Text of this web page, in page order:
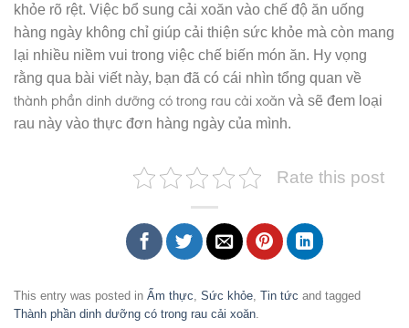
khỏe rõ rệt. Việc bổ sung cải xoăn vào chế độ ăn uống
hàng ngày không chỉ giúp cải thiện sức khỏe mà còn mang
lại nhiều niềm vui trong việc chế biến món ăn. Hy vọng
rằng qua bài viết này, bạn đã có cái nhìn tổng quan về
thành phần dinh dưỡng có trong rau cải xoăn và sẽ đem loại
rau này vào thực đơn hàng ngày của mình.
Rate this post
This entry was posted in Ẩm thực Sức khỏe Tin tức and tagged
Thành phần dinh dưỡng có trong rau cải xoăn